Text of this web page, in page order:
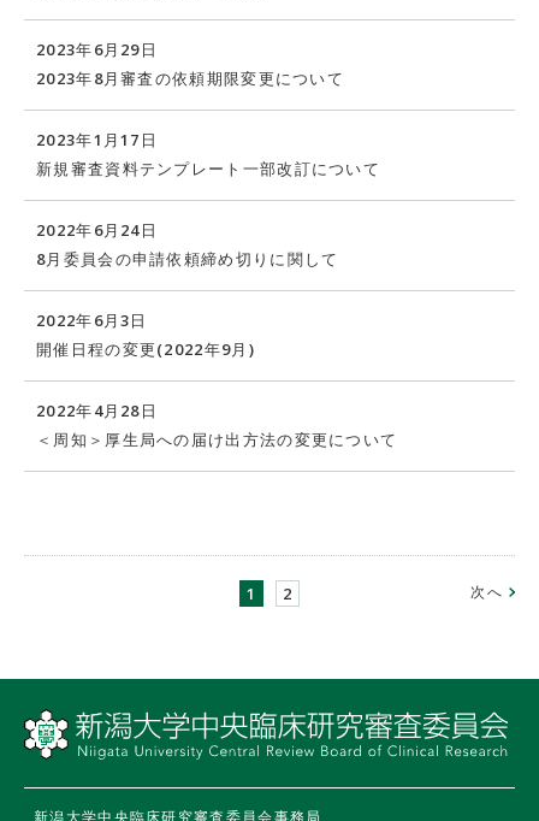
2023年6月29日
2023年8月審査の依頼期限変更について
2023年1月17日
新規審査資料テンプレート一部改訂について
2022年6月24日
8月委員会の申請依頼締め切りに関して
2022年6月3日
開催日程の変更(2022年9月)
2022年4月28日
＜周知＞厚生局への届け出方法の変更について
1 2 次へ
新潟大学中央臨床研究審査委員会事務局